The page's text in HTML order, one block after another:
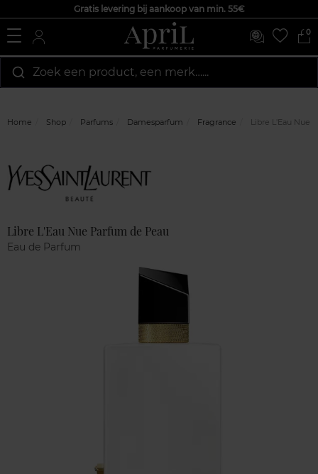
Gratis levering bij aankoop van min. 55€
0
Zoek een product, een merk…...
Home Shop Parfums Damesparfum Fragrance Libre L'Eau Nue
Libre L'Eau Nue Parfum de Peau
Eau de Parfum